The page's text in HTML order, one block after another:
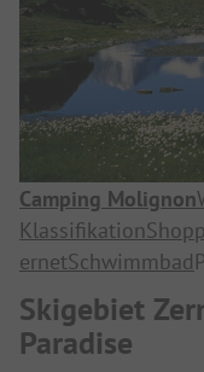
Camping Molignon
Klassifikation
ernetSchwimmbad
Skigebiet
Paradise